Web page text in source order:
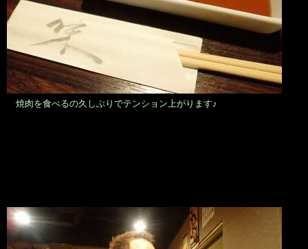
焼肉を食べるの久しぶりでテンション上がります♪